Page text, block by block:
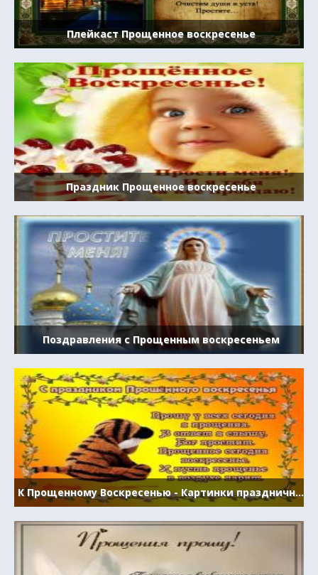
Плейкаст Прощенное воскресенье
Праздник Прощенное воскресенье
Поздравления с Прощенным воскресеньем
К Прощенному Воскресенью - Картинки праздничные